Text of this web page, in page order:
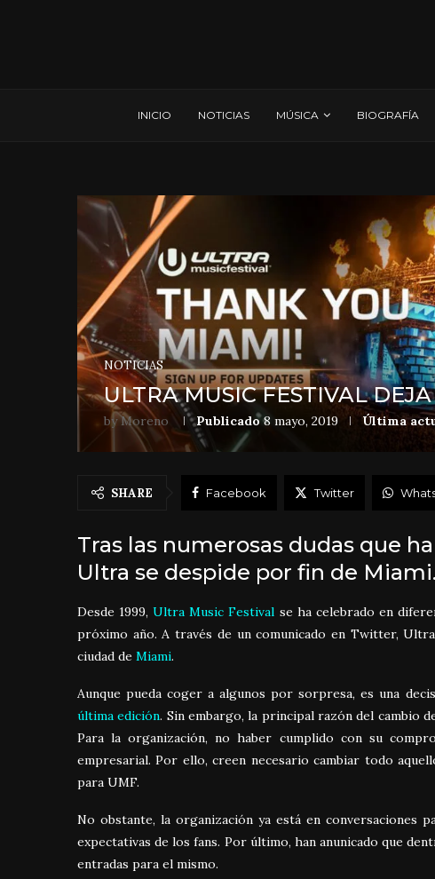
INICIO NOTICIAS MÚSICA BIOGRAFÍA
NOTICIAS
ULTRA MUSIC FESTIVAL
byMoreno Publicado 8 mayo, 2019 Última
SHARE Facebook Twitter
Tras las numerosas dudas que
Ultra se despide por fin de Miami.
Desde 1999,Ultra Music Festival se ha celebrado en
próximo año. A través de un comunicado en Twitter,
ciudad de Miami.
Aunque pueda coger a algunos por sorpresa, es una
última edición. Sin embargo, la principal razón del cambio
Para la organización, no haber cumplido con su
empresarial. Por ello, creen necesario cambiar todo
para UMF.
No obstante, la organización ya está en conversaciones
expectativas de los fans. Por último, han anunicado que
entradas para el mismo.